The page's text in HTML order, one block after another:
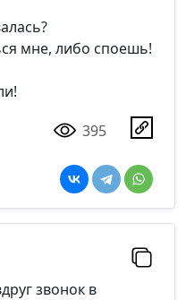
мне, либо споешь!
395
звонок в